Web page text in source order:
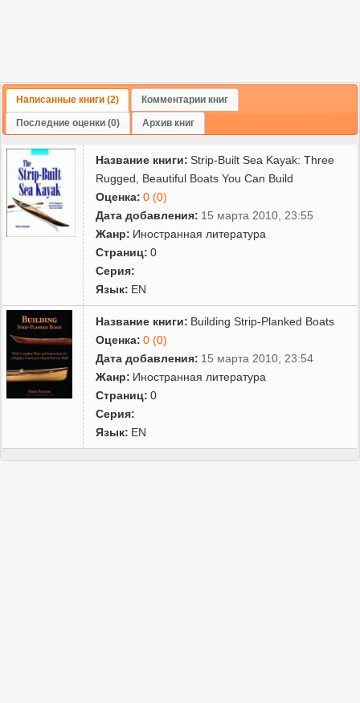
Написанные книги (2) Комментарии книг
Последние оценки (0) Архив книг
Название книги: Strip-Built Sea Kayak: Three
Rugged, Beautiful Boats You Can Build
Оценка: 0 (0)
Дата добавления: 15 марта 2010, 23:55
Жанр: Иностранная литература
Страниц: 0
Серия:
Язык: EN
Название книги: Building Strip-Planked Boats
Оценка: 0 (0)
Дата добавления: 15 марта 2010, 23:54
Жанр: Иностранная литература
Страниц: 0
Серия:
Язык: EN